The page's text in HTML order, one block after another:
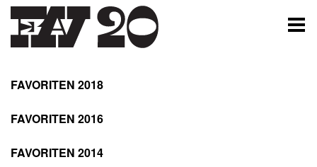
Skip
main
content
FAVORITEN 2018
FAVORITEN 2016
FAVORITEN 2014